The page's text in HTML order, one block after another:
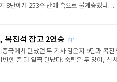
8단에게 253수 만에 흑으로 불계승했다. ...
목진석 잡고 2연승 [4]
국에서 만났던 두 기사 김은지 9단과 목
엔 좀 더 일찍 만났다. 숙팀은 두 명이, 신